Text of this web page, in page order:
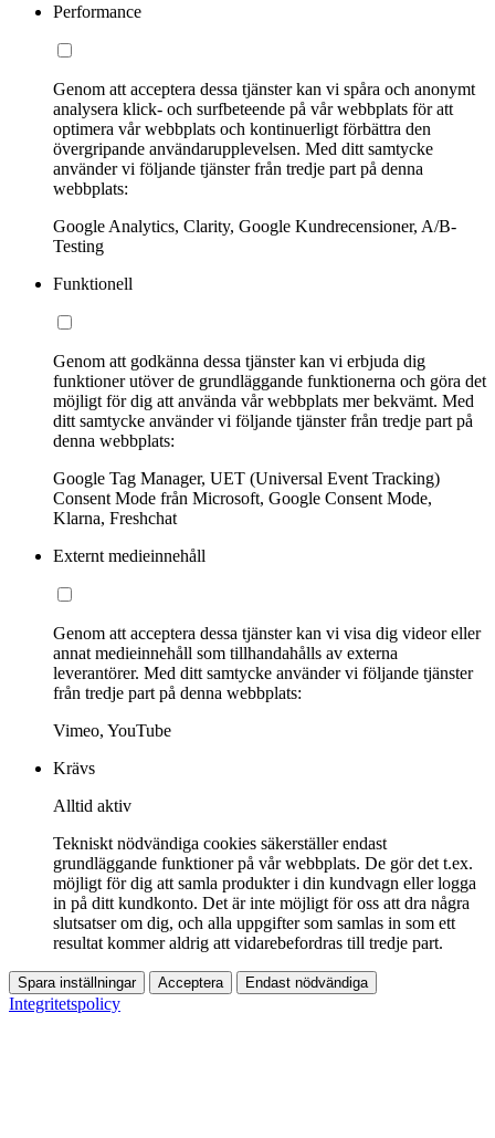
Performance
Genom att acceptera dessa tjänster kan vi spåra och anonymt
analysera klick- och surfbeteende på vår webbplats för att
optimera vår webbplats och kontinuerligt förbättra den
övergripande användarupplevelsen. Med ditt samtycke
använder vi följande tjänster från tredje part på denna
webbplats:
Google Analytics, Clarity, Google Kundrecensioner, A/B-
Testing
Funktionell
Genom att godkänna dessa tjänster kan vi erbjuda dig
funktioner utöver de grundläggande funktionerna och göra det
möjligt för dig att använda vår webbplats mer bekvämt. Med
ditt samtycke använder vi följande tjänster från tredje part på
denna webbplats:
Google Tag Manager, UET (Universal Event Tracking)
Consent Mode från Microsoft, Google Consent Mode,
Klarna, Freshchat
Externt medieinnehåll
Genom att acceptera dessa tjänster kan vi visa dig videor eller
annat medieinnehåll som tillhandahålls av externa
leverantörer. Med ditt samtycke använder vi följande tjänster
från tredje part på denna webbplats:
Vimeo, YouTube
Krävs
Alltid aktiv
Tekniskt nödvändiga cookies säkerställer endast
grundläggande funktioner på vår webbplats. De gör det t.ex.
möjligt för dig att samla produkter i din kundvagn eller logga
in på ditt kundkonto. Det är inte möjligt för oss att dra några
slutsatser om dig, och alla uppgifter som samlas in som ett
resultat kommer aldrig att vidarebefordras till tredje part.
Spara inställningar Acceptera Endast nödvändiga
Integritetspolicy